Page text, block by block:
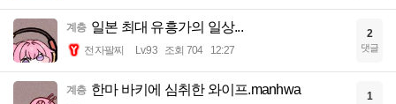
계층 일본 최대 유흥가의 일상...
전자팔찌 Lv.93 조회 704 12:27
2
댓글
계층 한마 바키에 심취한 와이프.manhwa 1